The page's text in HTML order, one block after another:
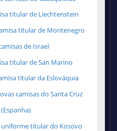
titular de Liechtenstein
titular de Montenegro
de Israel
titular de San Marino
titular da Eslováquia
camisas do Santa Cruz
titular do Kosovo